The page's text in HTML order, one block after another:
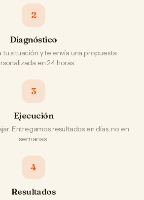
2
Diagnóstico
tu situación y te envía una propuesta
en 24 horas.
3
Ejecución
Entregamos resultados en días, no en
semanas.
4
Resultados